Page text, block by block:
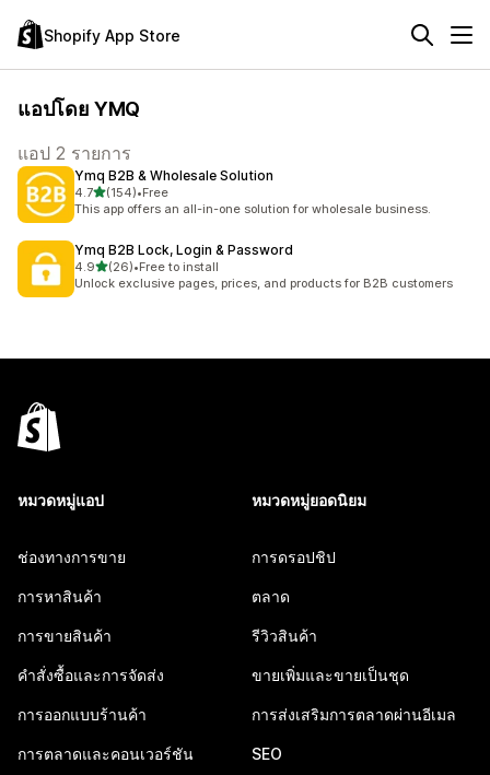
Shopify App Store
แอปโดย YMQ
แอป 2 รายการ
Ymq B2B & Wholesale Solution
4.7เต็ม 5 ดาว
(154)
ทั้งหมด 154 รีวิว
•Free
This app offers an all-in-one solution for wholesale business.
Ymq B2B Lock, Login & Password
4.9เต็ม 5 ดาว
(26)
ทั้งหมด 26 รีวิว
•Free to install
Unlock exclusive pages, prices, and products for B2B customers
หมวดหมู่แอป
ช่องทางการขาย
การหาสินค้า
การขายสินค้า
คำสั่งซื้อและการจัดส่ง
การออกแบบร้านค้า
การตลาดและคอนเวอร์ชัน
หมวดหมู่ยอดนิยม
การดรอปชิป
ตลาด
รีวิวสินค้า
ขายเพิ่มและขายเป็นชุด
การส่งเสริมการตลาดผ่านอีเมล
SEO